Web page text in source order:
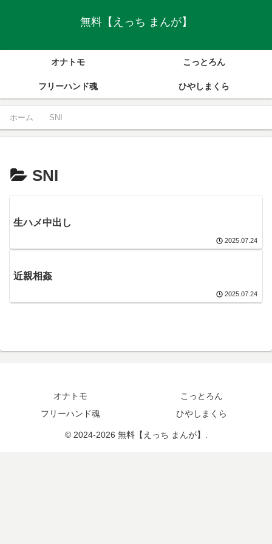
無料【えっち まんが】
オナトモ こっとろん
フリーハンド魂 ひやしまくら
ホーム SNI
SNI
生ハメ中出し
2025.07.24
近親相姦
2025.07.24
オナトモ
こっとろん
フリーハンド魂
ひやしまくら
© 2024-2026 無料【えっち まんが】.